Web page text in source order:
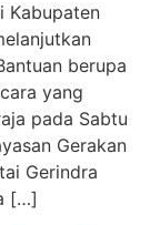
Kabupaten
berupa
yang
pada Sabtu
Gerakan
Gerindra
[…]